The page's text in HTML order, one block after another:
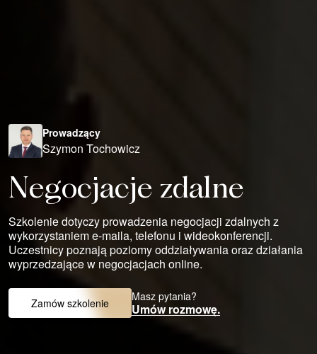
Prowadzący
Szymon Tochowicz
Negocjacje zdalne
Szkolenie dotyczy prowadzenia negocjacji zdalnych z
wykorzystaniem e-maila, telefonu i wideokonferencji.
Uczestnicy poznają poziomy oddziaływania oraz działania
wyprzedzające w negocjacjach online.
Zamów szkolenie Masz pytania?
Umów rozmowę.